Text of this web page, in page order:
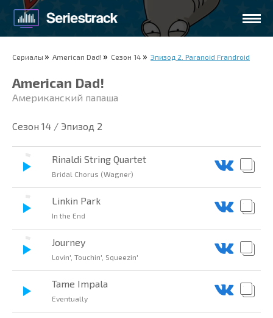
Сериалы American Dad! Сезон 14 Эпизод 2. Paranoid Frandroid
American Dad!
Американский папаша
Сезон 14 / Эпизод 2
Rinaldi String Quartet
Bridal Chorus (Wagner)
Linkin Park
In the End
Journey
Lovin', Touchin', Squeezin'
Tame Impala
Eventually